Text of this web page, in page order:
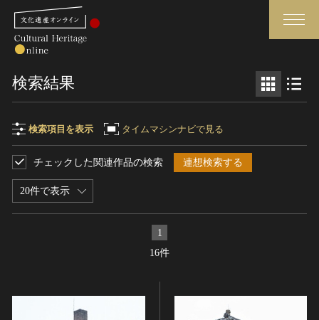
さらに詳細検索
トップ 媒体資料・関連記事等
検索結果
検索項目を表示 タイムマシンナビで見る
20件で表示
チェックした関連作品の検索 連想検索する
16件
1
検索項目
フリーワード